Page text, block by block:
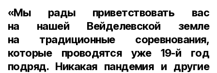
«Мы рады приветствовать вас
на нашей Вейделевской земле
на традиционные соревнования,
которые проводятся уже19-й год
подряд. Никакая пандемия и другие